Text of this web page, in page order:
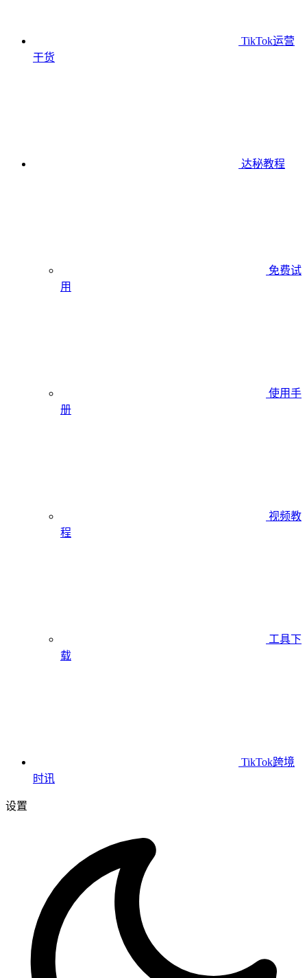
TikTok运营
干货
达秘教程
免费试
用
使用手
册
视频教
程
工具下
载
TikTok跨境
时讯
设置